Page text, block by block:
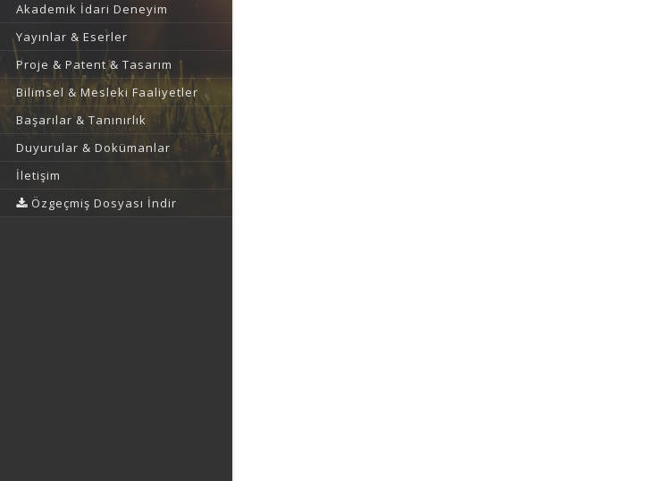
Akademik İdari Deneyim
Yayınlar & Eserler
Proje & Patent & Tasarım
Bilimsel & Mesleki Faaliyetler
Başarılar & Tanınırlık
Duyurular & Dokümanlar
İletişim
Özgeçmiş Dosyası İndir